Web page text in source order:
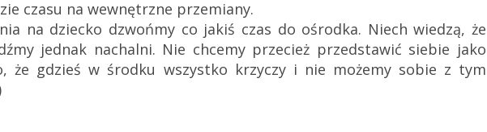
czasu na wewnętrzne przemiany.
na dziecko dzwońmy co jakiś czas do ośrodka. Niech wiedzą, że
jednak nachalni. Nie chcemy przecież przedstawić siebie jako
że gdzieś w środku wszystko krzyczy i nie możemy sobie z tym